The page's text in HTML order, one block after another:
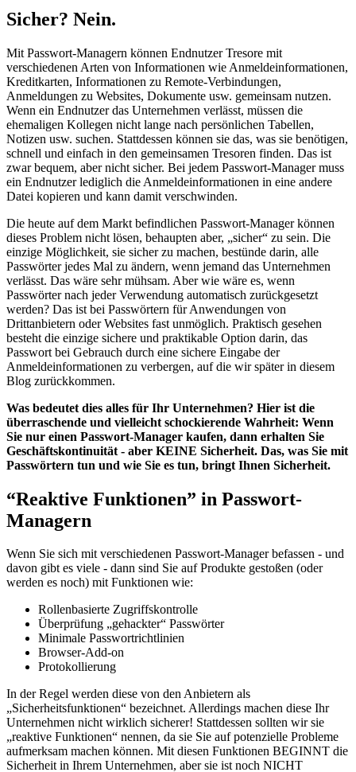
Sicher? Nein.
Mit Passwort-Managern können Endnutzer Tresore mit
verschiedenen Arten von Informationen wie Anmeldeinformationen,
Kreditkarten, Informationen zu Remote-Verbindungen,
Anmeldungen zu Websites, Dokumente usw. gemeinsam nutzen.
Wenn ein Endnutzer das Unternehmen verlässt, müssen die
ehemaligen Kollegen nicht lange nach persönlichen Tabellen,
Notizen usw. suchen. Stattdessen können sie das, was sie benötigen,
schnell und einfach in den gemeinsamen Tresoren finden. Das ist
zwar bequem, aber nicht sicher. Bei jedem Passwort-Manager muss
ein Endnutzer lediglich die Anmeldeinformationen in eine andere
Datei kopieren und kann damit verschwinden.
Die heute auf dem Markt befindlichen Passwort-Manager können
dieses Problem nicht lösen, behaupten aber, „sicher“ zu sein. Die
einzige Möglichkeit, sie sicher zu machen, bestünde darin, alle
Passwörter jedes Mal zu ändern, wenn jemand das Unternehmen
verlässt. Das wäre sehr mühsam. Aber wie wäre es, wenn
Passwörter nach jeder Verwendung automatisch zurückgesetzt
werden? Das ist bei Passwörtern für Anwendungen von
Drittanbietern oder Websites fast unmöglich. Praktisch gesehen
besteht die einzige sichere und praktikable Option darin, das
Passwort bei Gebrauch durch eine sichere Eingabe der
Anmeldeinformationen zu verbergen, auf die wir später in diesem
Blog zurückkommen.
Was bedeutet dies alles für Ihr Unternehmen? Hier ist die
überraschende und vielleicht schockierende Wahrheit: Wenn
Sie nur einen Passwort-Manager kaufen, dann erhalten Sie
Geschäftskontinuität - aber KEINE Sicherheit. Das, was Sie mit
Passwörtern tun und wie Sie es tun, bringt Ihnen Sicherheit.
“Reaktive Funktionen” in Passwort-
Managern
Wenn Sie sich mit verschiedenen Passwort-Manager befassen - und
davon gibt es viele - dann sind Sie auf Produkte gestoßen (oder
werden es noch) mit Funktionen wie:
Rollenbasierte Zugriffskontrolle
Überprüfung „gehackter“ Passwörter
Minimale Passwortrichtlinien
Browser-Add-on
Protokollierung
In der Regel werden diese von den Anbietern als
„Sicherheitsfunktionen“ bezeichnet. Allerdings machen diese Ihr
Unternehmen nicht wirklich sicherer! Stattdessen sollten wir sie
„reaktive Funktionen“ nennen, da sie Sie auf potenzielle Probleme
aufmerksam machen können. Mit diesen Funktionen BEGINNT die
Sicherheit in Ihrem Unternehmen, aber sie ist noch NICHT